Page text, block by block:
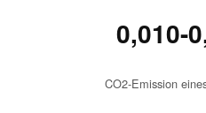
0,010-
CO2-Emission